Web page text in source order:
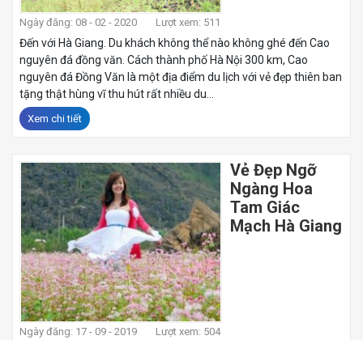
Ngày đăng: 08 - 02 - 2020 Lượt xem: 511
Đến với Hà Giang. Du khách không thể nào không ghé đến Cao
nguyên đá đồng văn. Cách thành phố Hà Nội 300 km, Cao
nguyên đá Đồng Văn là một địa điểm du lịch với vẻ đẹp thiên ban
tặng thật hùng vĩ thu hút rất nhiều du...
Xem chi tiết
Vẻ Đẹp Ngỡ
Ngàng Hoa
Tam Giác
Mạch Hà Giang
Ngày đăng: 17 - 09 - 2019 Lượt xem: 504